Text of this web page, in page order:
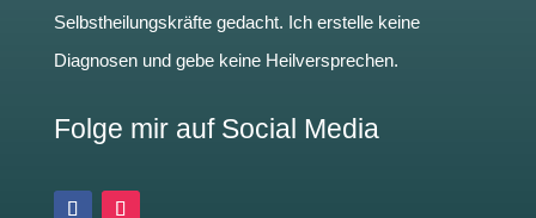
Selbstheilungskräfte gedacht. Ich erstelle keine
Diagnosen und gebe keine Heilversprechen.
Folge mir auf Social Media